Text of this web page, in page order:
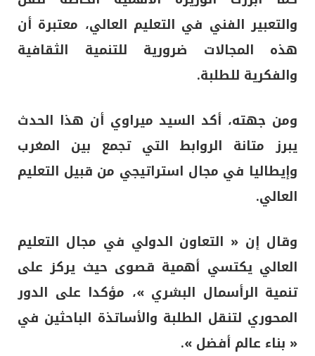
والتعبير الفني في التعليم العالي، معتبرة أن
هذه المجالات ضرورية للتنمية الثقافية
والفكرية للطلبة.
ومن جهته، أكد السيد ميراوي أن هذا الحدث
يبرز متانة الروابط التي تجمع بين المغرب
وإيطاليا في مجال استراتيجي من قبيل التعليم
العالي.
وقال إن « التعاون الدولي في مجال التعليم
العالي يكتسي أهمية قصوى حيث يركز على
تنمية الرأسمال البشري »، مؤكدا على الدور
المحوري لتنقل الطلبة والأساتذة الباحثين في
« بناء عالم أفضل ».